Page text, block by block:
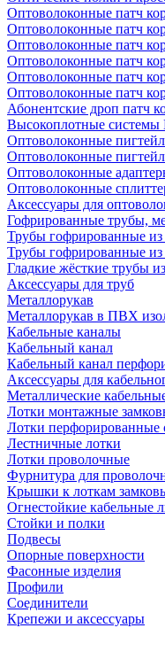
Оптоволоконные патч
Оптоволоконные патч
Оптоволоконные патч
Оптоволоконные патч
Оптоволоконные патч
Оптоволоконные патч
Абонентские дроп патч
Высокоплотные системы
Оптоволоконные
Оптоволоконные
Оптоволоконные
Оптоволоконные
Аксессуары для
Гофрированные трубы,
Трубы гофрированные
Трубы гофрированные
Гладкие жёсткие трубы
Аксессуары для труб
Металлорукав
Металлорукав в ПВХ
Кабельные каналы
Кабельный канал
Кабельный канал
Аксессуары для
Металлические
Лотки монтажные
Лотки перфорированные
Лестничные лотки
Лотки проволочные
Фурнитура для
Крышки к лоткам
Огнестойкие кабельные
Стойки и полки
Подвесы
Опорные поверхности
Фасонные изделия
Профили
Соединители
Крепежи и аксессуары